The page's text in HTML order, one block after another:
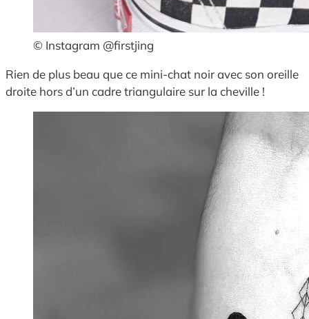
© Instagram @firstjing
Rien de plus beau que ce mini-chat noir avec son oreille
droite hors d’un cadre triangulaire sur la cheville !